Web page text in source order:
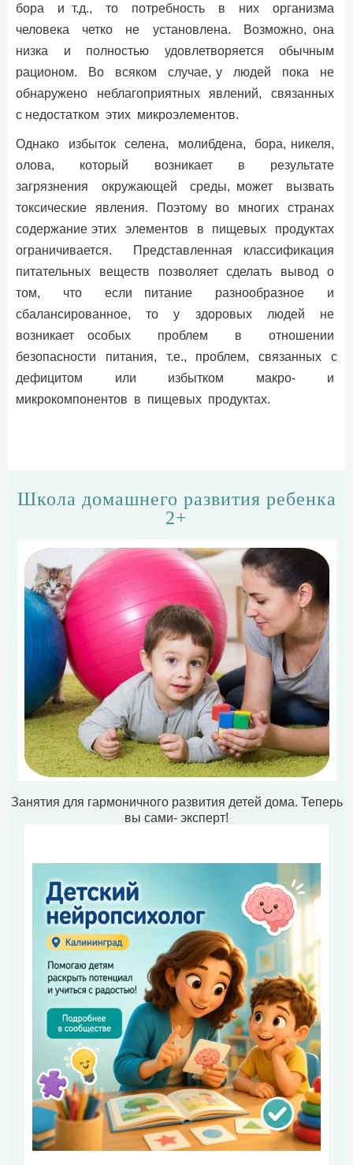
бора и т.д., то потребность в них организма
человека четко не установлена. Возможно, она
низка и полностью удовлетворяется обычным
рационом. Во всяком случае, у людей пока не
обнаружено неблагоприятных явлений, связанных
с недостатком этих микроэлементов.
Однако избыток селена, молибдена, бора, никеля,
олова, который возникает в результате
загрязнения окружающей среды, может вызвать
токсические явления. Поэтому во многих странах
содержание этих элементов в пищевых продуктах
ограничивается. Представленная классификация
питательных веществ позволяет сделать вывод о
том, что если питание разнообразное и
сбалансированное, то у здоровых людей не
возникает особых проблем в отношении
безопасности питания, т.е., проблем, связанных с
дефицитом или избытком макро- и
микрокомпонентов в пищевых продуктах.
Школа домашнего развития ребенка
2+
Занятия для гармоничного развития детей дома. Теперь
вы сами- эксперт!